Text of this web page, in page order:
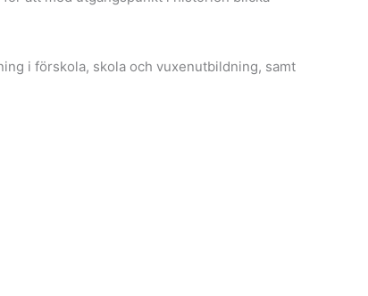
i förskola, skola och vuxenutbildning, samt